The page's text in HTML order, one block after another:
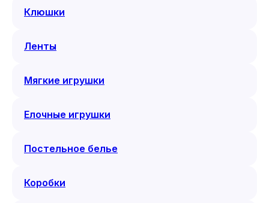
Клюшки
Ленты
Мягкие игрушки
Елочные игрушки
Постельное белье
Коробки